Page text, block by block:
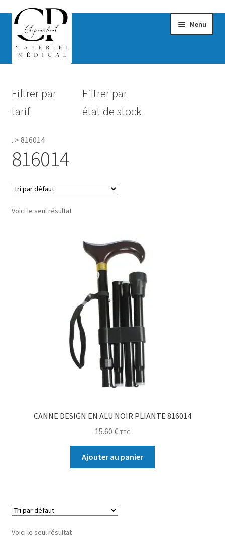
Menu
Hygiène
Accessoires Salle de bain
Filtrer par
tarif
Filtrer par
état de stock
. > 816014
816014
Voici le seul résultat
CANNE DESIGN EN ALU NOIR PLIANTE 816014
15.60 € TTC
Ajouter au panier
Voici le seul résultat